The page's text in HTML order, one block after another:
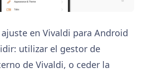
en Vivaldi para Android
utilizar el gestor de
de Vivaldi, o ceder la